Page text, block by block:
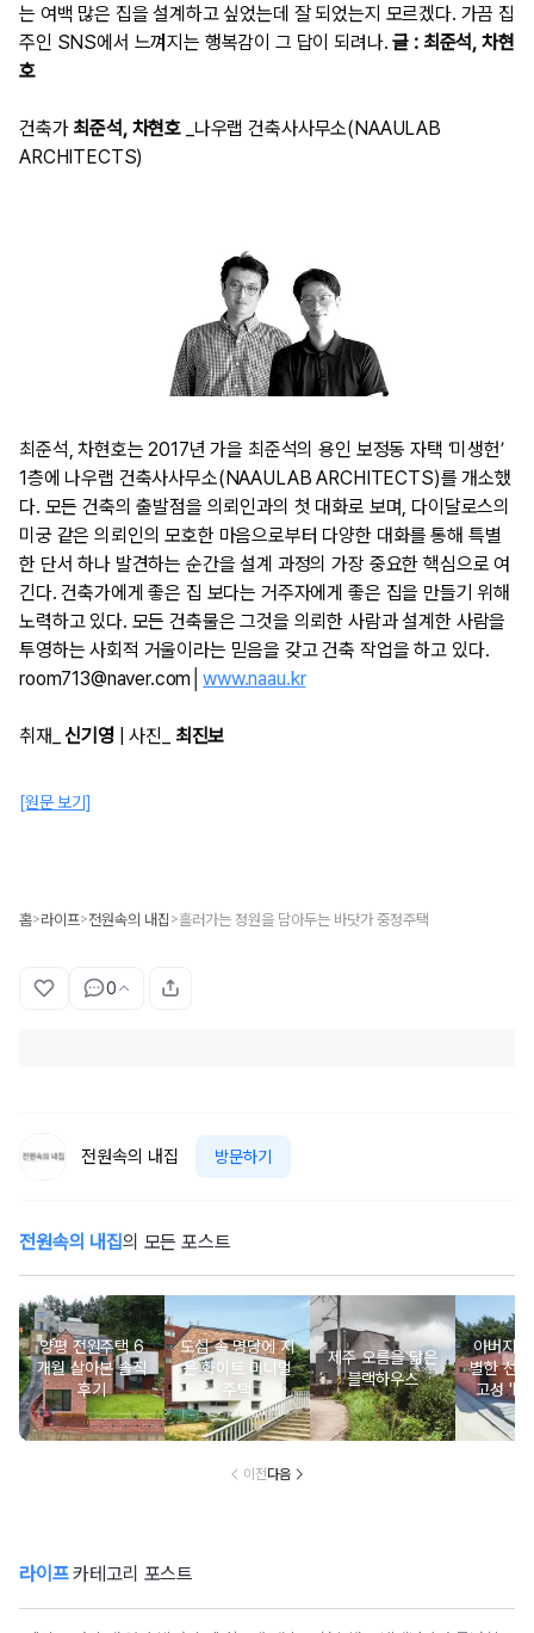
는 여백 많은 집을 설계하고 싶었는데 잘 되었는지 모르겠다. 가끔 집
주인 SNS에서 느껴지는 행복감이 그 답이 되려나.글 : 최준석, 차현
호
건축가 최준석, 차현호 _나우랩 건축사사무소(NAAULAB
ARCHITECTS)
최준석, 차현호는 2017년 가을 최준석의 용인 보정동 자택 ‘미생헌’
1층에 나우랩 건축사사무소(NAAULAB ARCHITECTS)를 개소했
다. 모든 건축의 출발점을 의뢰인과의 첫 대화로 보며, 다이달로스의
미궁 같은 의뢰인의 모호한 마음으로부터 다양한 대화를 통해 특별
한 단서 하나 발견하는 순간을 설계 과정의 가장 중요한 핵심으로 여
긴다. 건축가에게 좋은 집 보다는 거주자에게 좋은 집을 만들기 위해
노력하고 있다. 모든 건축물은 그것을 의뢰한 사람과 설계한 사람을
투영하는 사회적 거울이라는 믿음을 갖고 건축 작업을 하고 있다.
room713@naver.com│www.naau.kr
취재_신기영| 사진_ 최진보​
[원문 보기]
홈>라이프>전원속의 내집 >흘러가는 정원을 담아두는 바닷가 중정주택
0
전원속의 내집 방문하기
전원속의 내집의 모든 포스트
양평 전원주택 6
개월 살아본 솔직
후기
도심 속 명당에 지
은 화이트 미니멀
주택
제주 오름을 닮은
블랙하우스
아버지
별한 선
고성
m
이전다음
라이프카테고리 포스트